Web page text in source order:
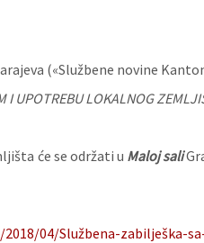
(«Službene novine
UPOTREBU LOKALNOG
će se održati u Maloj sali
04/Službena-zabilješka-